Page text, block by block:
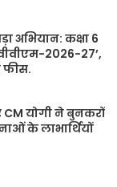
अभियान: कक्षा 6
2026-27’,
फीस.
CM योगी ने बुनकरों
के लाभार्थियों